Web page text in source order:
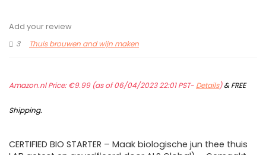
Add your review
3
Thuis brouwen and wijn maken
Amazon.nl Price:€9.99(as of 06/04/2023 22:01 PST- Details)&FREE
Shipping.
CERTIFIED BIO STARTER – Maak biologische jun thee thuis